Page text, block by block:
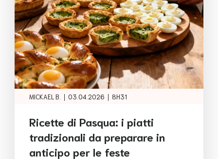
MICKAEL B. | 03.04.2026 | 8H31
Ricette di Pasqua: i piatti
tradizionali da preparare in
anticipo per le feste